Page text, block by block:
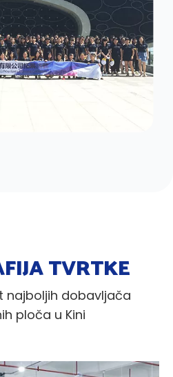
TVRTKE
najboljih dobavljača
ploča u Kini